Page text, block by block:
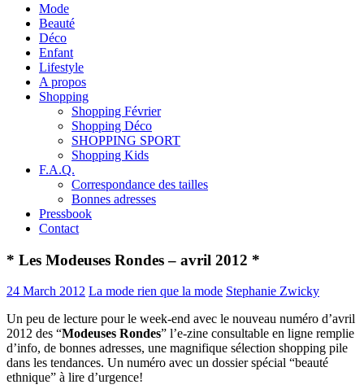
Mode
Beauté
Déco
Enfant
Lifestyle
A propos
Shopping
Shopping Février
Shopping Déco
SHOPPING SPORT
Shopping Kids
F.A.Q.
Correspondance des tailles
Bonnes adresses
Pressbook
Contact
* Les Modeuses Rondes – avril 2012 *
24 March 2012 La mode rien que la mode Stephanie Zwicky
Un peu de lecture pour le week-end avec le nouveau numéro d’avril
2012 des “Modeuses Rondes” l’e-zine consultable en ligne remplie
d’info, de bonnes adresses, une magnifique sélection shopping pile
dans les tendances. Un numéro avec un dossier spécial “beauté
ethnique” à lire d’urgence!